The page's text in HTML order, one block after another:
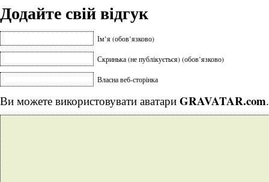
Додайте свій відгук
Ім’я (обов’язково)
Скринька (не публікується) (обов’язково)
Власна веб-сторінка
Ви можете використовувати аватари GRAVATAR.com.